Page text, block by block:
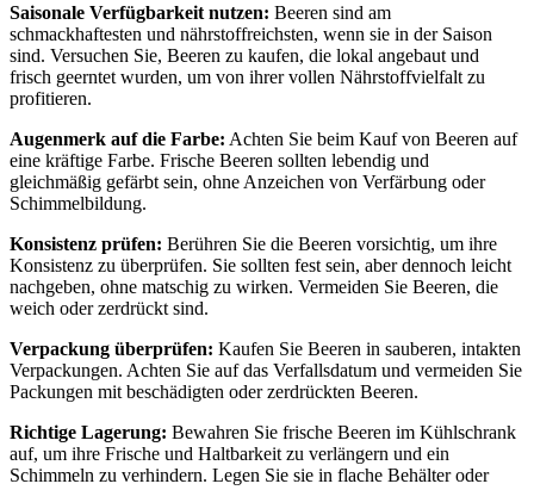
Saisonale Verfügbarkeit nutzen: Beeren sind am
schmackhaftesten und nährstoffreichsten, wenn sie in der Saison
sind. Versuchen Sie, Beeren zu kaufen, die lokal angebaut und
frisch geerntet wurden, um von ihrer vollen Nährstoffvielfalt zu
profitieren.
Augenmerk auf die Farbe: Achten Sie beim Kauf von Beeren auf
eine kräftige Farbe. Frische Beeren sollten lebendig und
gleichmäßig gefärbt sein, ohne Anzeichen von Verfärbung oder
Schimmelbildung.
Konsistenz prüfen: Berühren Sie die Beeren vorsichtig, um ihre
Konsistenz zu überprüfen. Sie sollten fest sein, aber dennoch leicht
nachgeben, ohne matschig zu wirken. Vermeiden Sie Beeren, die
weich oder zerdrückt sind.
Verpackung überprüfen: Kaufen Sie Beeren in sauberen, intakten
Verpackungen. Achten Sie auf das Verfallsdatum und vermeiden Sie
Packungen mit beschädigten oder zerdrückten Beeren.
Richtige Lagerung: Bewahren Sie frische Beeren im Kühlschrank
auf, um ihre Frische und Haltbarkeit zu verlängern und ein
Schimmeln zu verhindern. Legen Sie sie in flache Behälter oder